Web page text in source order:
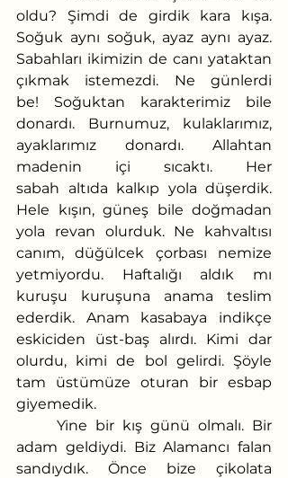
oldu? Şimdi de girdik kara kışa.
Soğuk aynı soğuk, ayaz aynı ayaz.
Sabahları ikimizin de canı yataktan
çıkmak istemezdi. Ne günlerdi
be! Soğuktan karakterimiz bile
donardı. Burnumuz, kulaklarımız,
ayaklarımız donardı. Allahtan
madenin içi sıcaktı. Her
sabah altıda kalkıp yola düşerdik.
Hele kışın, güneş bile doğmadan
yola revan olurduk. Ne kahvaltısı
canım, düğülcek çorbası nemize
yetmiyordu. Haftalığı aldık mı
kuruşu kuruşuna anama teslim
ederdik. Anam kasabaya indikçe
eskiciden üst-baş alırdı. Kimi dar
olurdu, kimi de bol gelirdi. Şöyle
tam üstümüze oturan bir esbap
giyemedik.
adam geldiydi. Biz Alamancı falan
sandıydık. Önce bize çikolata